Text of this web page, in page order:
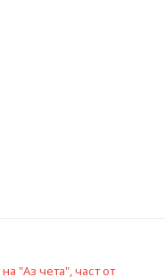
"Аз чета", част от